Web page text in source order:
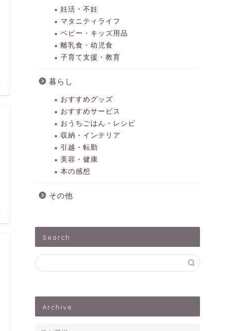
妊活・不妊
マタニティライフ
ベビー・キッズ用品
離乳食・幼児食
子育て支援・教育
暮らし
おすすめグッズ
おすすめサービス
おうちごはん・レシピ
収納・インテリア
引越・転勤
美容・健康
本の感想
その他
Search
Archive